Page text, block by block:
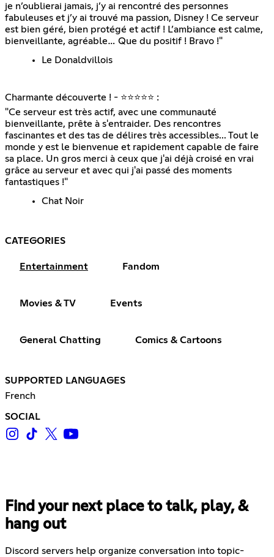
je n’oublierai jamais, j’y ai rencontré des personnes
fabuleuses et j’y ai trouvé ma passion, Disney ! Ce serveur
est bien géré, bien protégé et actif ! L’ambiance est calme,
bienveillante, agréable… Que du positif ! Bravo !"
Le Donaldvillois
Charmante découverte ! - ⭐⭐⭐⭐⭐ :
"Ce serveur est très actif, avec une communauté
bienveillante, prête à s'entraider. Des rencontres
fascinantes et des tas de délires très accessibles... Tout le
monde y est le bienvenue et rapidement capable de faire
sa place. Un gros merci à ceux que j'ai déjà croisé en vrai
grâce au serveur et avec qui j'ai passé des moments
fantastiques !"
Chat Noir
CATEGORIES
Entertainment Fandom
Movies & TV Events
General Chatting Comics & Cartoons
SUPPORTED LANGUAGES
French
SOCIAL
Find your next place to talk, play, &
hang out
Discord servers help organize conversation into topic-